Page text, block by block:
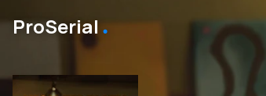
ProSerial․